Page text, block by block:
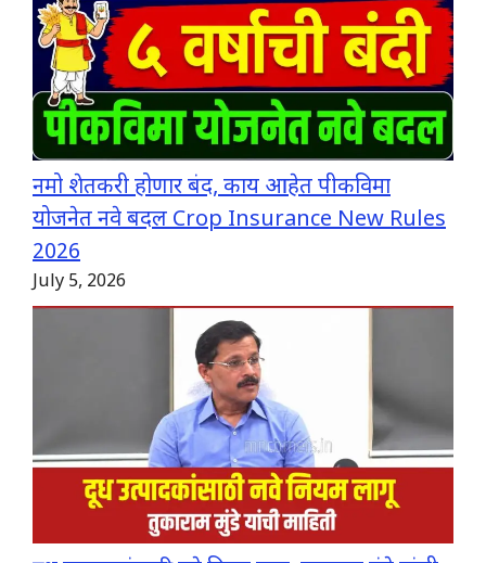
नमो शेतकरी होणार बंद, काय आहेत पीकविमा
योजनेत नवे बदल Crop Insurance New Rules
2026
July 5, 2026